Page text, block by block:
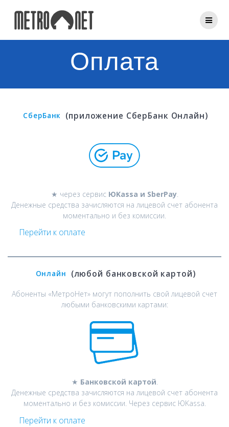
Оплата
СберБанк (приложение СберБанк Онлайн)
★ через сервис ЮKassa и SberPay.
Денежные средства зачисляются на лицевой счет абонента
моментально и без комиссии.
Перейти к оплате
Онлайн (любой банковской картой)
Абоненты «МетроНет» могут пополнить свой лицевой счет
любыми банковскими картами:
★ Банковской картой.
Денежные средства зачисляются на лицевой счет абонента
моментально и без комиссии. Через сервис ЮKassa.
Перейти к оплате